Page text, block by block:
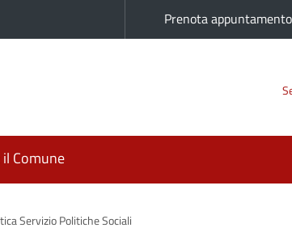
Prenota
Comune
Servizio Politiche Sociali